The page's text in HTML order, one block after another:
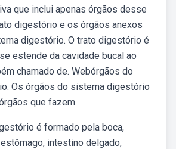
que inclui apenas órgãos desse
digestório e os órgãos anexos
digestório. O trato digestório é
estende da cavidade bucal ao
chamado de. Webórgãos do
Os órgãos do sistema digestório
que fazem.
é formado pela boca,
intestino delgado,